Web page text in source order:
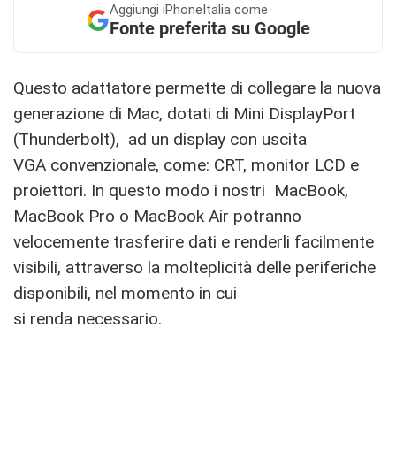
Aggiungi iPhoneItalia come
Fonte preferita su Google
Questo adattatore permette di collegare la nuova
generazione di Mac, dotati di Mini DisplayPort
(Thunderbolt), ad un display con uscita
VGA convenzionale, come: CRT, monitor LCD e
proiettori. In questo modo i nostri MacBook,
MacBook Pro o MacBook Air potranno
velocemente trasferire dati e renderli facilmente
visibili, attraverso la molteplicità delle periferiche
disponibili, nel momento in cui
si renda necessario.